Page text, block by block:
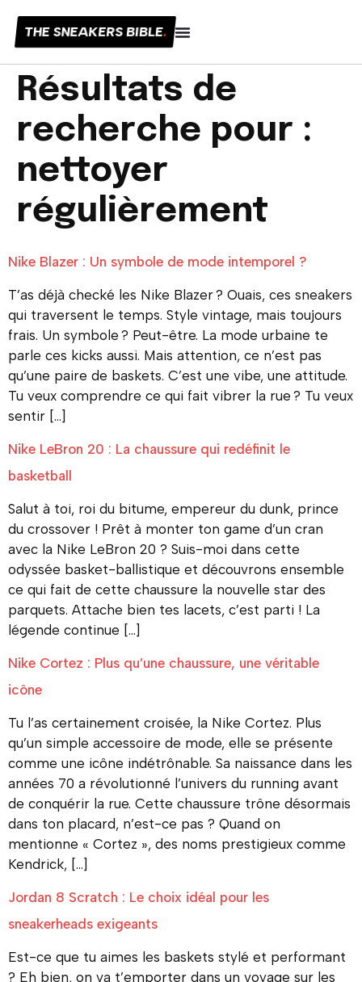
THE SNEAKERS BIBLE.
Résultats de
recherche pour :
nettoyer
régulièrement
Nike Blazer : Un symbole de mode intemporel ?
T’as déjà checké les Nike Blazer ? Ouais, ces sneakers
qui traversent le temps. Style vintage, mais toujours
frais. Un symbole ? Peut-être. La mode urbaine te
parle ces kicks aussi. Mais attention, ce n’est pas
qu’une paire de baskets. C’est une vibe, une attitude.
Tu veux comprendre ce qui fait vibrer la rue ? Tu veux
sentir […]
Nike LeBron 20 : La chaussure qui redéfinit le
basketball
Salut à toi, roi du bitume, empereur du dunk, prince
du crossover ! Prêt à monter ton game d’un cran
avec la Nike LeBron 20 ? Suis-moi dans cette
odyssée basket-ballistique et découvrons ensemble
ce qui fait de cette chaussure la nouvelle star des
parquets. Attache bien tes lacets, c’est parti ! La
légende continue […]
Nike Cortez : Plus qu’une chaussure, une véritable
icône
Tu l’as certainement croisée, la Nike Cortez. Plus
qu’un simple accessoire de mode, elle se présente
comme une icône indétrônable. Sa naissance dans les
années 70 a révolutionné l’univers du running avant
de conquérir la rue. Cette chaussure trône désormais
dans ton placard, n’est-ce pas ? Quand on
mentionne « Cortez », des noms prestigieux comme
Kendrick, […]
Jordan 8 Scratch : Le choix idéal pour les
sneakerheads exigeants
Est-ce que tu aimes les baskets stylé et performant
? Eh bien, on va t’emporter dans un voyage sur les